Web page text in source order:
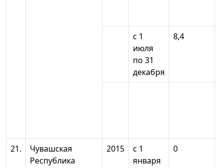
с 1
июля
по 31
декабря
8,4
21.
Чувашская
Республика
2015
с 1
января
0